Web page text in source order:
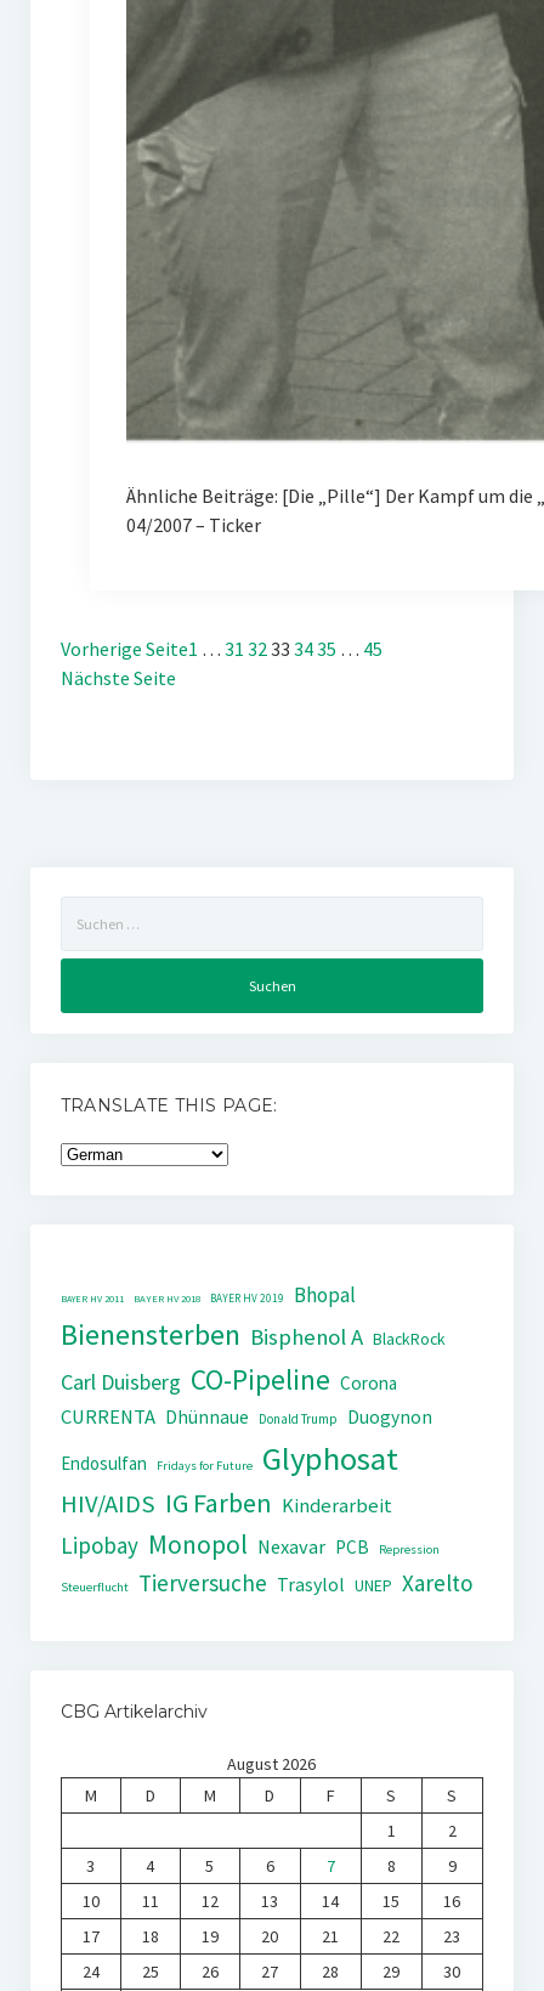
Ähnliche Beiträge: [Die „Pille“] Der Kampf um die
04/2007 – Ticker
Vorherige Seite1 … 31 3233 3435 … 45
Nächste Seite
nach:
TRANSLATE THIS PAGE:
BAYER HV 2011 BAYER HV 2018 BAYER HV 2019 Bhopal
Bienensterben Bisphenol A BlackRock
Carl Duisberg CO-Pipeline Corona
CURRENTA Dhünnaue Donald Trump
Duogynon
Endosulfan
Fridays for Future Glyphosat
HIV/AIDS IG Farben Kinderarbeit
Lipobay Monopol Nexavar PCB Repression
Steuerflucht Tierversuche Trasylol UNEP Xarelto
CBG Artikelarchiv
August 2026
M
D M D F S
S
1
2
3
4 5 6 7 8
9
10
11 12 13 14 15
16
17
18 19 20 21 22
23
24
25 26 27 28 29 30